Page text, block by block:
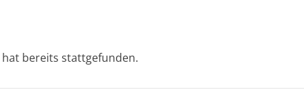
bereits stattgefunden.